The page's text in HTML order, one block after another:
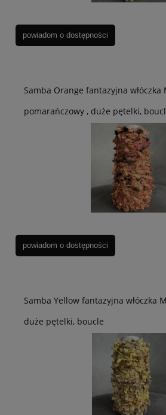
powiadom o dostępności
Samba Orange fantazyjna włóczka
pomarańczowy , duże pętelki,
powiadom o dostępności
Samba Yellow fantazyjna włóczka
duże pętelki, boucle